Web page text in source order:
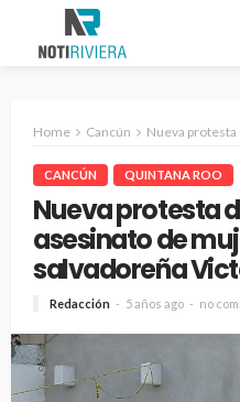
Home Cancún Nueva protesta de
CANCÚN QUINTANA ROO
Nueva protesta
asesinato de
salvadoreña
Redacción 5 años ago no